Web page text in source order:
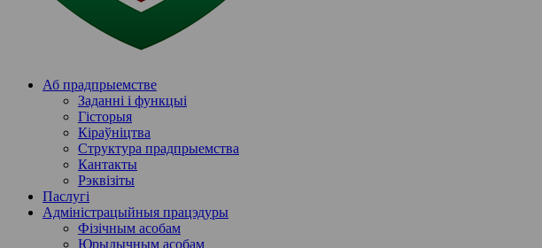
Аб прадпрыемстве
Заданні і функцыі
Гісторыя
Кіраўніцтва
Структура прадпрыемства
Кантакты
Рэквізіты
Паслугi
Адміністрацыйныя працэдуры
Фізічным асобам
Юрыдычным асобам